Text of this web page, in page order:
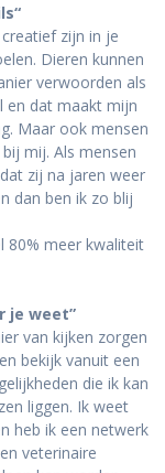
zijn in je
Dieren kunnen
verwoorden als
en dat maakt mijn
Maar ook mensen
mij. Als mensen
zij na jaren weer
dan ben ik zo blij
80% meer kwaliteit
je weet”
van kijken zorgen
bekijk vanuit een
die ik kan
liggen. Ik weet
heb ik een netwerk
veterinaire